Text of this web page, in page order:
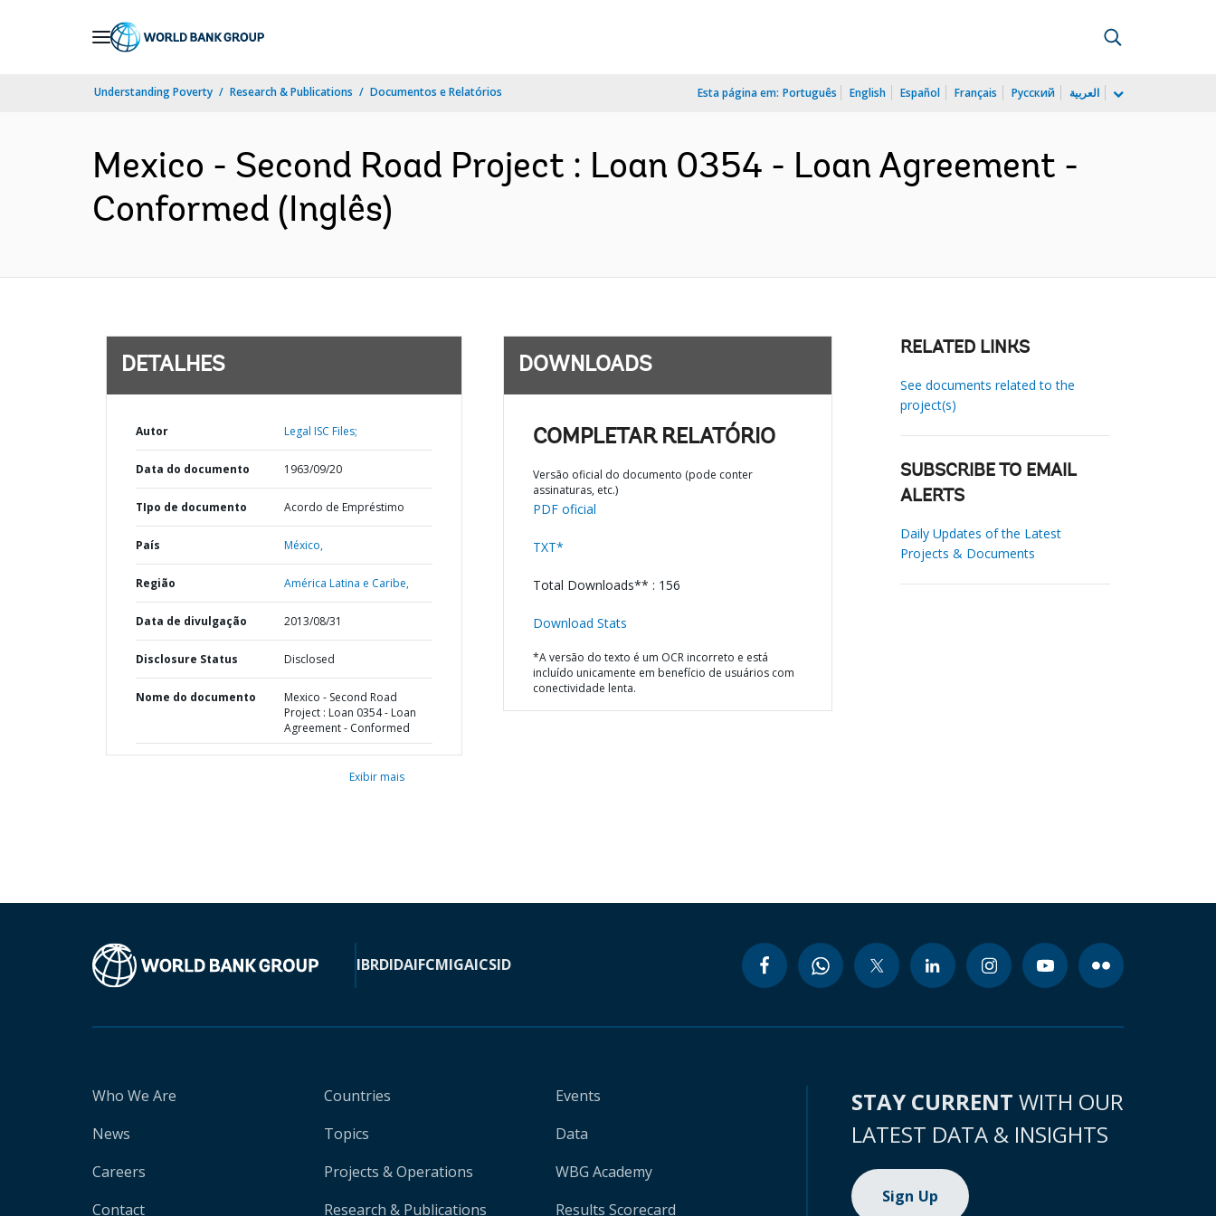
Understanding Poverty Research & Publications Documentos e Relatórios Esta página em: Português English Español Français Русский العربية
Mexico - Second Road Project : Loan 0354 - Loan Agreement -
Conformed (Inglês)
DETALHES
Autor Legal ISC Files;
Data do documento 1963/09/20
TIpo de documento Acordo de Empréstimo
País México,
Região América Latina e Caribe,
Data de divulgação 2013/08/31
Disclosure Status Disclosed
Nome do documento
Mexico - Second Road
Project : Loan 0354 - Loan
Agreement - Conformed
Exibir mais
DOWNLOADS
COMPLETAR RELATÓRIO
Versão oficial do documento (pode conter
assinaturas, etc.)
PDF oficial
TXT*
Total Downloads** : 156
Download Stats
*A versão do texto é um OCR incorreto e está
incluído unicamente em benefício de usuários com
conectividade lenta.
RELATED LINKS
See documents related to the
project(s)
SUBSCRIBE TO EMAIL
ALERTS
Daily Updates of the Latest
Projects & Documents
IBRDIDAIFCMIGAICSID
Who We Are
News
Careers
Contact
Countries
Topics
Projects & Operations
Research & Publications
Events
Data
WBG Academy
Results Scorecard
STAY CURRENT WITH OUR
LATEST DATA & INSIGHTS
Sign Up